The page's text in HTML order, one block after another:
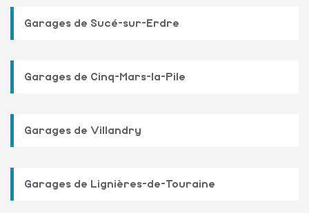
Garages de Sucé-sur-Erdre
Garages de Cinq-Mars-la-Pile
Garages de Villandry
Garages de Lignières-de-Touraine